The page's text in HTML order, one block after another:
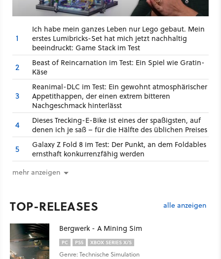
1
Ich habe mein ganzes Leben nur Lego gebaut. Mein
erstes Lumibricks-Set hat mich jetzt nachhaltig
beeindruckt: Game Stack im Test
2
Beast of Reincarnation im Test: Ein Spiel wie Gratin-
Käse
3
Reanimal-DLC im Test: Ein gewohnt atmosphärischer
Appetithappen, der einen extrem bitteren
Nachgeschmack hinterlässt
4
Dieses Trecking-E-Bike ist eines der spaßigsten, auf
denen ich je saß – für die Hälfte des üblichen Preises
5
Galaxy Z Fold 8 im Test: Der Punkt, an dem Foldables
ernsthaft konkurrenzfähig werden
mehr anzeigen
TOP-RELEASES alle anzeigen
Bergwerk - A Mining Sim
PC PS5 XBOX SERIES X/S
Genre: Technische Simulation